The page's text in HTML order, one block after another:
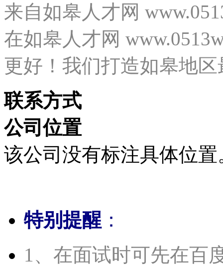
来自如皋人才网
在如皋人才网
更好！我们打造如皋地
联系方式
公司位置
该公司没有标注具体位置
特别提醒 ：
1、在面试时可先在百